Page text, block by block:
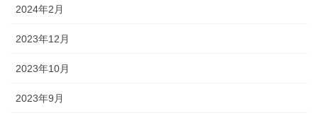
2024年2月
2023年12月
2023年10月
2023年9月